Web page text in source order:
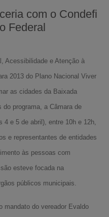
com o Condefi
Federal
Acessibilidade e Atenção à
2013 do Plano Nacional Viver
as cidades da Baixada
programa, a Câmara de
4 e 5 de abril), entre 10h e 12h,
e representantes de entidades
às pessoas com
esteve focada na
públicos municipais.
mandato do vereador Evaldo